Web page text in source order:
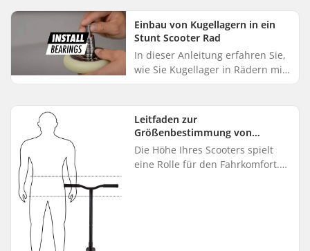
Headset und Gabel. Egal, ob...
Einbau von Kugellagern in ein
Stunt Scooter Rad
In dieser Anleitung erfahren Sie,
wie Sie Kugellager in Rädern mit
Metallkern, wie sie üblicherweise
ohne Spezialwerkze...
Leitfaden zur
Größenbestimmung von
Scootern mit großen Rädern
Die Höhe Ihres Scooters spielt
eine Rolle für den Fahrkomfort.